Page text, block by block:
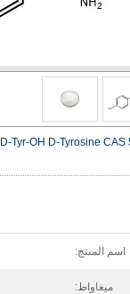
اسم المنتج:
ميغاواط: